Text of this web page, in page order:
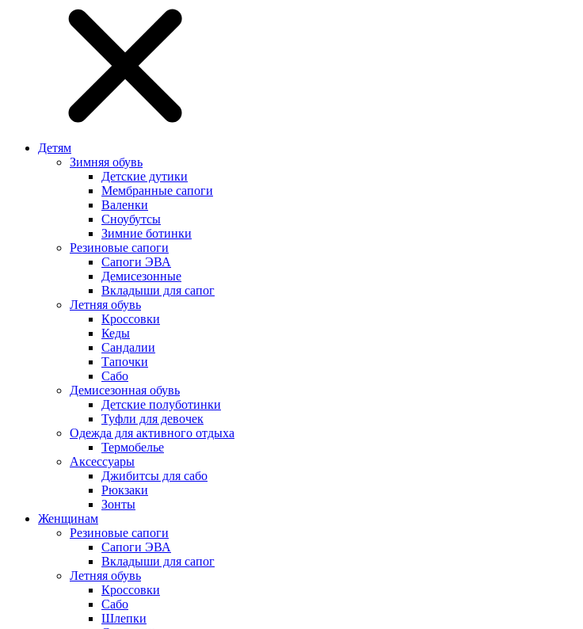
Детям
Зимняя обувь
Детские дутики
Мембранные сапоги
Валенки
Сноубутсы
Зимние ботинки
Резиновые сапоги
Сапоги ЭВА
Демисезонные
Вкладыши для сапог
Летняя обувь
Кроссовки
Кеды
Сандалии
Тапочки
Сабо
Демисезонная обувь
Детские полуботинки
Туфли для девочек
Одежда для активного отдыха
Термобелье
Аксессуары
Джибитсы для сабо
Рюкзаки
Зонты
Женщинам
Резиновые сапоги
Cапоги ЭВА
Вкладыши для сапог
Летняя обувь
Кроссовки
Сабо
Шлепки